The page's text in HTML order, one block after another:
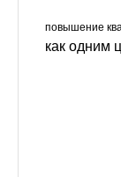
повышение
как одним